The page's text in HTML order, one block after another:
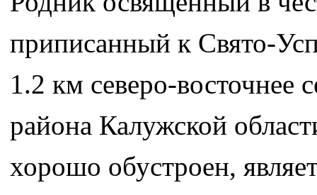
приписанный к Свято-
1.2 км северо-восточнее
района Калужской
хорошо обустроен,